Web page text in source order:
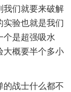
们就要来破解
实验也就是我们
个是超强吸水
大概要半个多小
的战士什么都不